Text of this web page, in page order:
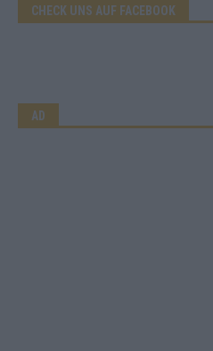
CHECK UNS AUF FACEBOOK
AD